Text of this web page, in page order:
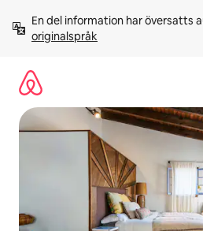
innehåll
En del information har översatts
originalspråk